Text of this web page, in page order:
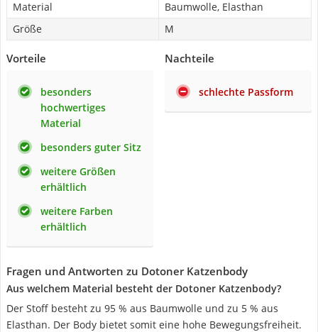
Material
Baumwolle, Elasthan
Größe
M
Vorteile
besonders
hochwertiges
Material
besonders guter Sitz
weitere Größen
erhältlich
weitere Farben
erhältlich
Nachteile
schlechte Passform
Fragen und Antworten zu Dotoner Katzenbody
Aus welchem Material besteht der Dotoner Katzenbody?
Der Stoff besteht zu 95 % aus Baumwolle und zu 5 % aus
Elasthan. Der Body bietet somit eine hohe Bewegungsfreiheit.